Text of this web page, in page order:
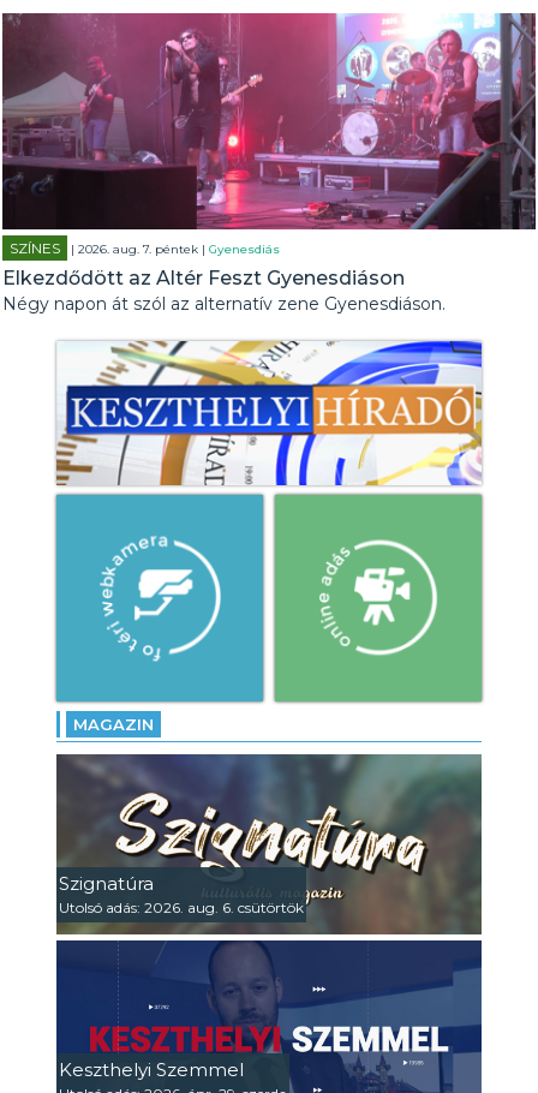
SZÍNES | 2026. aug. 7. péntek |Gyenesdiás
Elkezdődött az Altér Feszt Gyenesdiáson
Négy napon át szól az alternatív zene Gyenesdiáson.
MAGAZIN
Szignatúra
Utolsó adás: 2026. aug. 6. csütörtök
Keszthelyi Szemmel